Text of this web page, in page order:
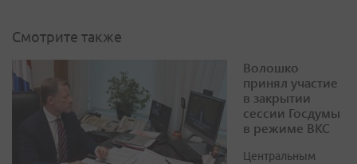
Смотрите также
Волошко
принял участие
в закрытии
сессии Госдумы
в режиме ВКС
Центральным